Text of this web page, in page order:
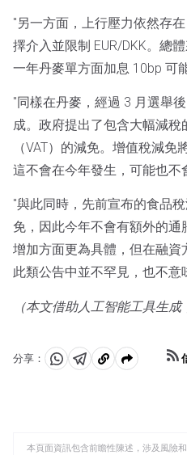
"另一方面，上行壓力依然存
擇介入並限制 EUR/DKK。總
一年丹麥單方面加息 10bp 可
"同樣在丹麥，經過 3 月選舉
成。政府提出了包含大幅減
（VAT）的減免。增值稅減
這不會在今年發生，可能也不
"與此同時，先前宣布的食品
免，因此今年不會有額外的
增加方面更為具體，但在融
此類公告中並不罕見，也不意
（本文借助人工智能工具生成
分享：
分 分 複
本頁面資訊包含前瞻性陳述，涉及風險